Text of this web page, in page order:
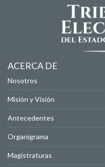
ACERCA DE
Nosotros
Misión y Visión
Antecedentes
Organigrama
Magistraturas